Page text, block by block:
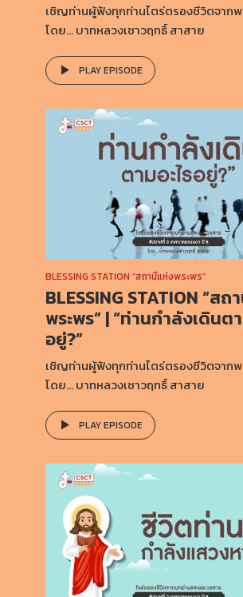
เชิญท่านผู้ฟังทุกท่านไตร่ตรองชีวิตจากพ
โดย… บาทหลวงเชาวฤทธิ์ สาสาย
PLAY EPISODE
BLESSING STATION “สถานีแห่งพระพร”
BLESSING STATION “ส
พระพร” | “ท่านกำลังเดินต
อยู่?”
เชิญท่านผู้ฟังทุกท่านไตร่ตรองชีวิตจากพ
โดย… บาทหลวงเชาวฤทธิ์ สาสาย
PLAY EPISODE